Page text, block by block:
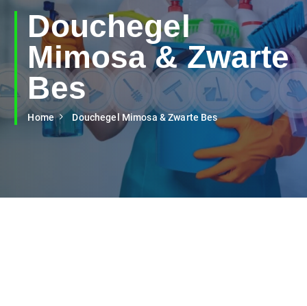
Douchegel
Mimosa & Zwarte
Bes
Home Douchegel Mimosa & Zwarte Bes